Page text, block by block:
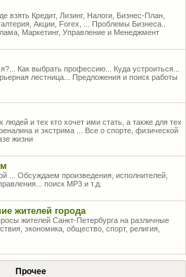
взять Кредит, Лизинг, Налоги, Бизнес-План,
Акции, Forex, ... Проблемы Бизнеса..
Маркетинг, Управление и Менеджмент
Как выбрать профессию... Куда устроиться...
лестница... Предложения и поиск работы
людей и тех кто хочет ими стать, а также для тех
и экстрима ... Все о спорте, физической
жизни
... Обсуждаем произведения, исполнителей,
поиск MP3 и т.д.
жителей города
жителей Санкт-Петербурга на различные
экономика, общество, спорт, религия,
Прочее